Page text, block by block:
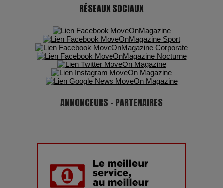
RÉSEAUX SOCIAUX
ANNONCEURS - PARTENAIRES